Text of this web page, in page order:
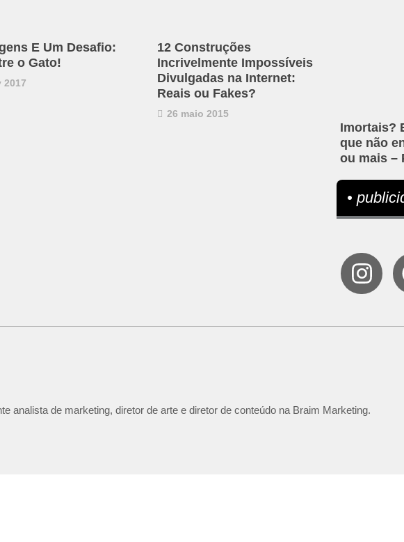
E Um Desafio:
o Gato!
2017
12 Construções
Incrivelmente Impossíveis
Divulgadas na Internet:
Reais ou Fakes?
26 maio 2015
Imortais?
que não
ou mais –
•
analista de marketing, diretor de arte e diretor de conteúdo na Braim Marketing.